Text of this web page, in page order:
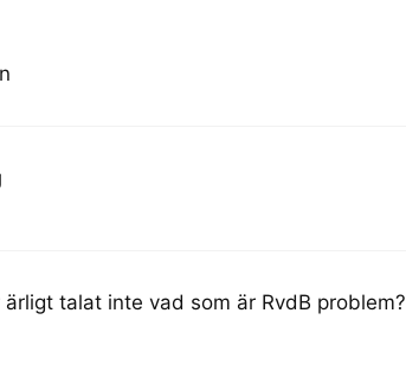
talat inte vad som är RvdB problem?